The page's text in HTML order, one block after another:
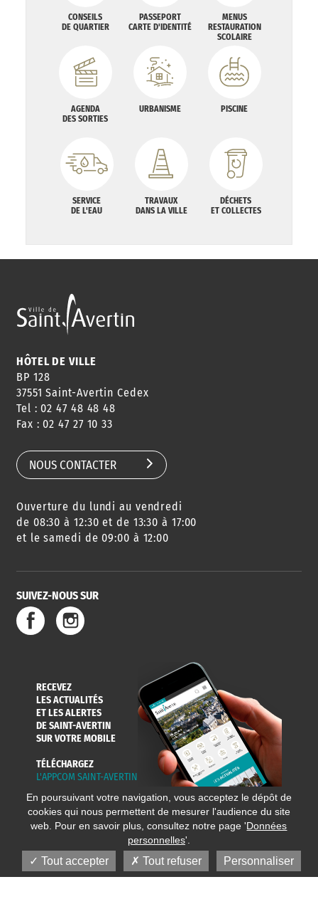
CONSEILS
DE QUARTIER
PASSEPORT
CARTE D'IDENTITÉ
MENUS
RESTAURATION
SCOLAIRE
AGENDA
DES SORTIES
URBANISME PISCINE
SERVICE
DE L'EAU
TRAVAUX
DANS LA VILLE
DÉCHETS
ET COLLECTES
HÔTEL DE VILLE
BP 128
37551 Saint-Avertin Cedex
Tel : 02 47 48 48 48
Fax : 02 47 27 10 33
NOUS CONTACTER
Ouverture du lundi au vendredi
de 08:30 à 12:30 et de 13:30 à 17:00
et le samedi de 09:00 à 12:00
SUIVEZ-NOUS SUR
RECEVEZ
LES ACTUALITÉS
ET LES ALERTES
DE SAINT-AVERTIN
SUR VOTRE MOBILE
TÉLÉCHARGEZ
L'APPCOM SAINT-AVERTIN
En poursuivant votre navigation, vous acceptez le dépôt de
cookies qui nous permettent de mesurer l'audience du site
web. Pour en savoir plus, consultez notre page 'Données
personnelles'.
Tout accepter Tout refuser Personnaliser